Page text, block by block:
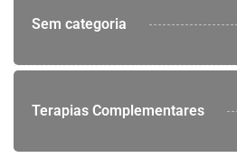
Sem categoria
Terapias Complementares